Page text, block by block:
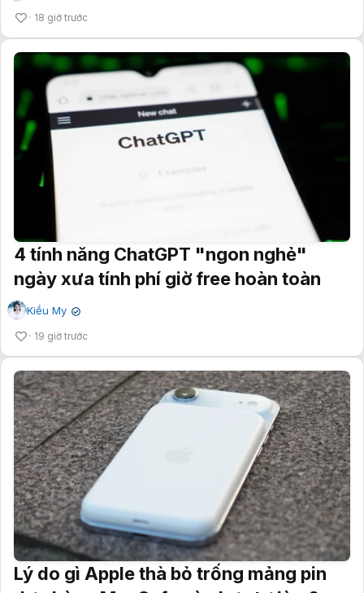
18 giờ trước
4 tính năng ChatGPT "ngon nghẻ"
ngày xưa tính phí giờ free hoàn toàn
Kiều My ✔
19 giờ trước
Lý do gì Apple thà bỏ trống mảng pin